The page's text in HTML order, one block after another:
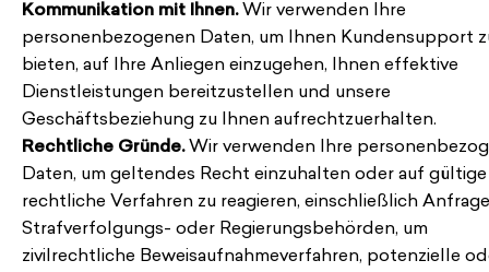
Kommunikation mit Ihnen.Wir verwenden Ihre
personenbezogenen Daten, um Ihnen Kundensupport
bieten, auf Ihre Anliegen einzugehen, Ihnen effektive
Dienstleistungen bereitzustellen und unsere
Geschäftsbeziehung zu Ihnen aufrechtzuerhalten.
Rechtliche Gründe.Wir verwenden Ihre
Daten, um geltendes Recht einzuhalten oder auf gültige
rechtliche Verfahren zu reagieren, einschließlich
Strafverfolgungs- oder Regierungsbehörden, um
zivilrechtliche Beweisaufnahmeverfahren, potenzielle